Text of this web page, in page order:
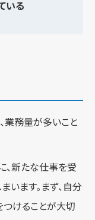
いる
業務量が多いこと
、新たな仕事を受
います。まず、自分
けることが大切